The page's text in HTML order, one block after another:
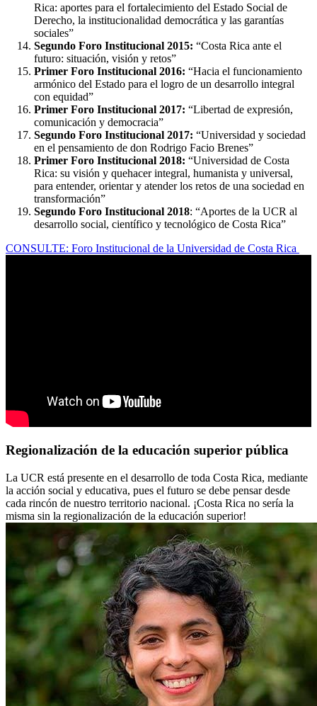
Rica: aportes para el fortalecimiento del Estado Social de
Derecho, la institucionalidad democrática y las garantías
sociales”
Segundo Foro Institucional 2015: “Costa Rica ante el
futuro: situación, visión y retos”
Primer Foro Institucional 2016: “Hacia el funcionamiento
armónico del Estado para el logro de un desarrollo integral
con equidad”
Primer Foro Institucional 2017: “Libertad de expresión,
comunicación y democracia”
Segundo Foro Institucional 2017: “Universidad y sociedad
en el pensamiento de don Rodrigo Facio Brenes”
Primer Foro Institucional 2018: “Universidad de Costa
Rica: su visión y quehacer integral, humanista y universal,
para entender, orientar y atender los retos de una sociedad en
transformación”
Segundo Foro Institucional 2018: “Aportes de la UCR al
desarrollo social, científico y tecnológico de Costa Rica”
CONSULTE: Foro Institucional de la Universidad de Costa Rica
Regionalización de la educación superior pública
La UCR está presente en el desarrollo de toda Costa Rica, mediante
la acción social y educativa, pues el futuro se debe pensar desde
cada rincón de nuestro territorio nacional. ¡Costa Rica no sería la
misma sin la regionalización de la educación superior!